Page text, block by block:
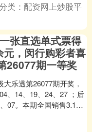
类： 配资网上炒股平
张直选单式票得
元，闵行购彩者喜
26077期一等奖
大乐透第26077期开奖，
、14、19、24、27 ；后
07。本期全国销售3.18
集彩票公益金1.....